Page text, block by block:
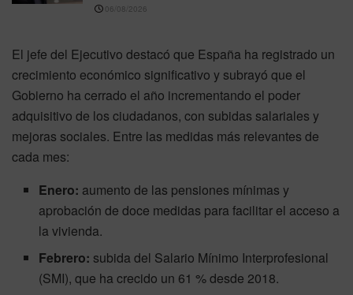
06/08/2026
El jefe del Ejecutivo destacó que España ha registrado un
crecimiento económico significativo y subrayó que el
Gobierno ha cerrado el año incrementando el poder
adquisitivo de los ciudadanos, con subidas salariales y
mejoras sociales. Entre las medidas más relevantes de
cada mes:
Enero: aumento de las pensiones mínimas y
aprobación de doce medidas para facilitar el acceso a
la vivienda.
Febrero: subida del Salario Mínimo Interprofesional
(SMI), que ha crecido un 61 % desde 2018.